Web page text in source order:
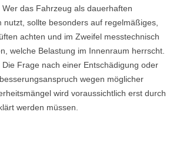
das Fahrzeug als dauerhaften
nutzt, sollte besonders auf regelmäßiges,
achten und im Zweifel messtechnisch
welche Belastung im Innenraum herrscht.
Die Frage nach einer Entschädigung oder
wegen möglicher
wird voraussichtlich erst durch
werden müssen.